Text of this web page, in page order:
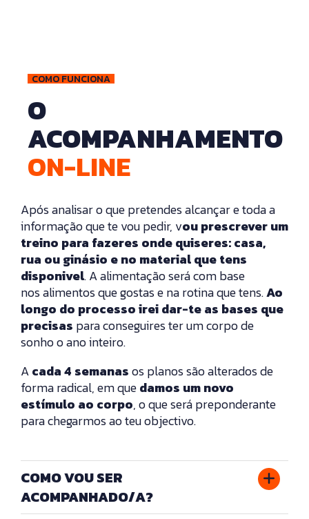
COMO FUNCIONA
O
ACOMPANHAMENTO
ON-LINE
Após analisar o que pretendes alcançar e toda a
informação que te vou pedir, vou prescrever um
treino para fazeres onde quiseres:casa,
rua ou ginásio e no material que tens
disponivel. A alimentação será com base
nosalimentos que gostase na rotina que tens.Ao
longo do processo irei dar-te as bases que
precisas para conseguires ter um corpo de
sonho o ano inteiro.
Acada 4 semanasos planos são alterados de
forma radical, em quedamos um novo
estímulo ao corpo, o que será preponderante
para chegarmos ao teu objectivo.
COMO VOU SER
ACOMPANHADO/A?